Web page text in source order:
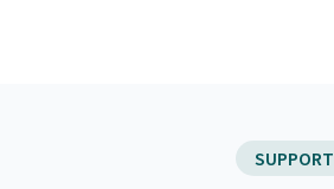
SUPPORT